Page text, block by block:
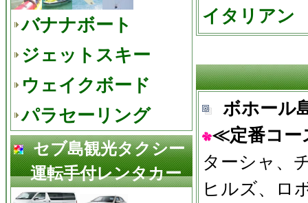
バナナボート
ジェットスキー
ウェイクボード
パラセーリング
セブ島観光タクシー
運転手付レンタカー
イタリアン
ボホール
≪定番コ
ターシャ、
ヒルズ、ロ